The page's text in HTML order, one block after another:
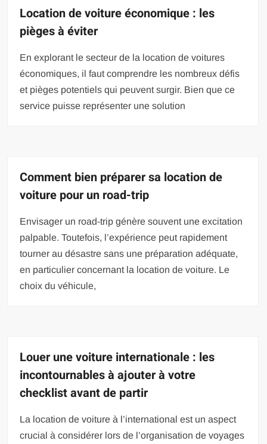
Location de voiture économique : les
pièges à éviter
En explorant le secteur de la location de voitures
économiques, il faut comprendre les nombreux défis
et pièges potentiels qui peuvent surgir. Bien que ce
service puisse représenter une solution
Comment bien préparer sa location de
voiture pour un road-trip
Envisager un road-trip génère souvent une excitation
palpable. Toutefois, l’expérience peut rapidement
tourner au désastre sans une préparation adéquate,
en particulier concernant la location de voiture. Le
choix du véhicule,
Louer une voiture internationale : les
incontournables à ajouter à votre
checklist avant de partir
La location de voiture à l’international est un aspect
crucial à considérer lors de l’organisation de voyages